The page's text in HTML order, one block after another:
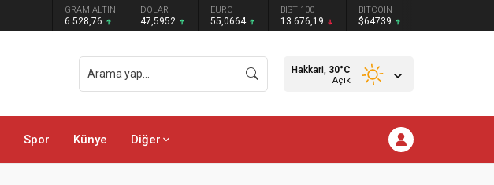
GRAM ALTIN
6.528,76
DOLAR
47,5952
EURO
55,0664
BIST 100
13.676,19
BITCOIN
$64739
Hakkari, 30°C
Açık
Spor Künye Diğer